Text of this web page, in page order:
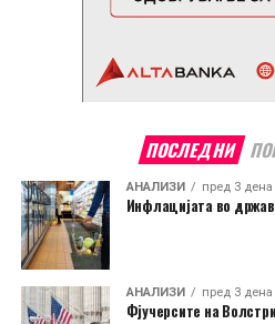
ПОСЛЕДНИ
АНАЛИЗИ пред 3 дена
Инфлацијата во
АНАЛИЗИ пред 3 дена
Фјучерсите на